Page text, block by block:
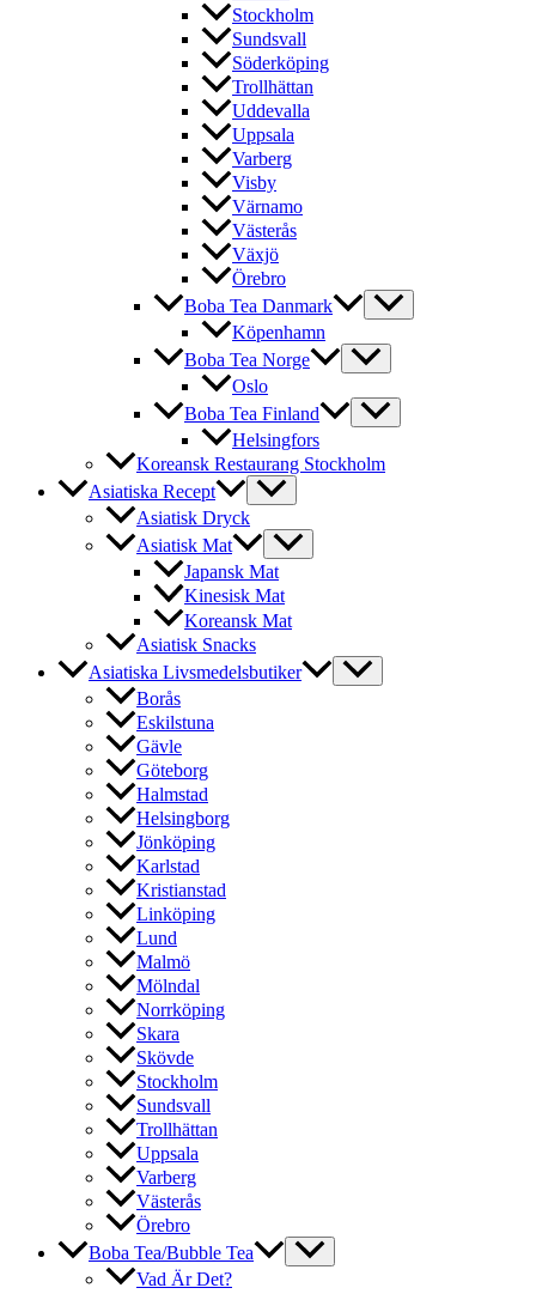
Stockholm
Sundsvall
Söderköping
Trollhättan
Uddevalla
Uppsala
Varberg
Visby
Värnamo
Västerås
Växjö
Örebro
Boba Tea Danmark
Köpenhamn
Boba Tea Norge
Oslo
Boba Tea Finland
Helsingfors
Koreansk Restaurang Stockholm
Asiatiska Recept
Asiatisk Dryck
Asiatisk Mat
Japansk Mat
Kinesisk Mat
Koreansk Mat
Asiatisk Snacks
Asiatiska Livsmedelsbutiker
Borås
Eskilstuna
Gävle
Göteborg
Halmstad
Helsingborg
Jönköping
Karlstad
Kristianstad
Linköping
Lund
Malmö
Mölndal
Norrköping
Skara
Skövde
Stockholm
Sundsvall
Trollhättan
Uppsala
Varberg
Västerås
Örebro
Boba Tea/Bubble Tea
Vad Är Det?